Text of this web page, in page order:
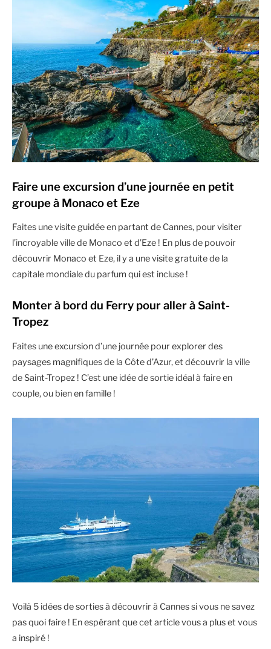
Faire une excursion d’une journée en petit
groupe à Monaco et Eze
Faites une visite guidée en partant de Cannes, pour visiter
l’incroyable ville de Monaco et d’Eze ! En plus de pouvoir
découvrir Monaco et Eze, il y a une visite gratuite de la
capitale mondiale du parfum qui est incluse !
Monter à bord du Ferry pour aller à Saint-
Tropez
Faites une excursion d’une journée pour explorer des
paysages magnifiques de la Côte d’Azur, et découvrir la ville
de Saint-Tropez ! C’est une idée de sortie idéal à faire en
couple, ou bien en famille !
Voilà 5 idées de sorties à découvrir à Cannes si vous ne savez
pas quoi faire ! En espérant que cet article vous a plus et vous
a inspiré !